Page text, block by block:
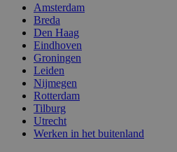
Amsterdam
Breda
Den Haag
Eindhoven
Groningen
Leiden
Nijmegen
Rotterdam
Tilburg
Utrecht
Werken in het buitenland